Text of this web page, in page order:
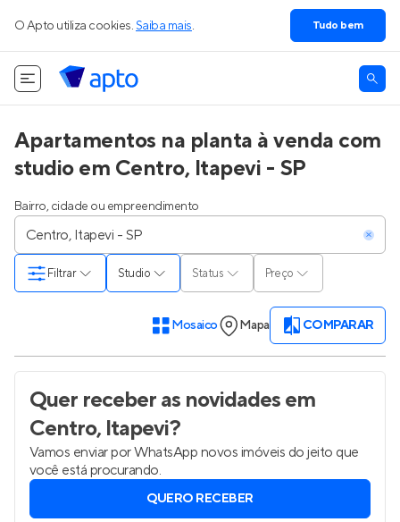
O Apto utiliza cookies. Saiba mais. Tudo bem
Apartamentos na planta à venda com
studio em Centro, Itapevi - SP
Bairro, cidade ou empreendimento
Studio Status Preço
Filtrar
Mosaico Mapa COMPARAR
Quer receber as novidadesem
Centro, Itapevi?
Vamos enviar por WhatsApp novos imóveis do jeito que
você está procurando.
QUERO RECEBER